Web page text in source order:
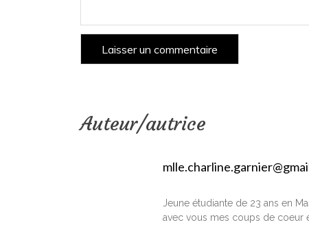
Auteur/autrice
Jeune étudiante de 23 ans en
avec vous mes coups de coeur